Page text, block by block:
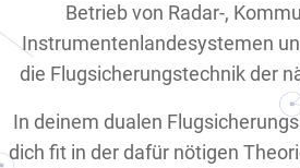
Betrieb von Radar-,
Instrumentenlandesystemen
die Flugsicherungstechnik der
In deinem dualen
dich fit in der dafür nötigen